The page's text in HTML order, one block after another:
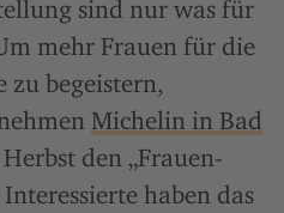
sind nur was für
mehr Frauen für die
zu begeistern,
Michelin in Bad
den „Frauen-
haben das